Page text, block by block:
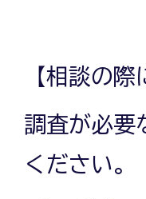
【相談の
調査が必要
ください。